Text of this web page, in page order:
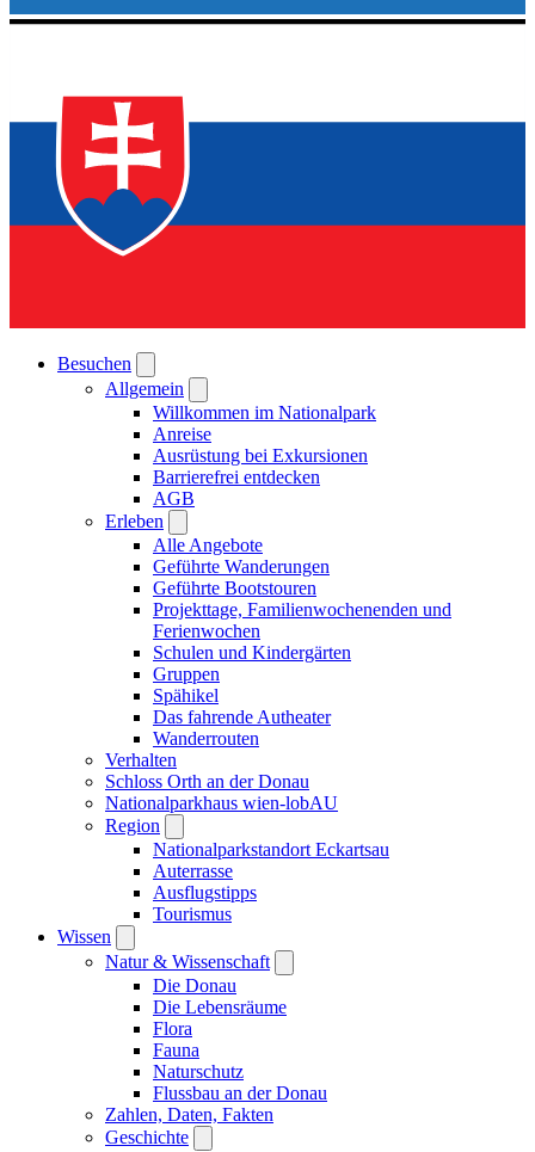
Besuchen
Allgemein
Willkommen im Nationalpark
Anreise
Ausrüstung bei Exkursionen
Barrierefrei entdecken
AGB
Erleben
Alle Angebote
Geführte Wanderungen
Geführte Bootstouren
Projekttage, Familienwochenenden und
Ferienwochen
Schulen und Kindergärten
Gruppen
Spähikel
Das fahrende Autheater
Wanderrouten
Verhalten
Schloss Orth an der Donau
Nationalparkhaus wien-lobAU
Region
Nationalparkstandort Eckartsau
Auterrasse
Ausflugstipps
Tourismus
Wissen
Natur & Wissenschaft
Die Donau
Die Lebensräume
Flora
Fauna
Naturschutz
Flussbau an der Donau
Zahlen, Daten, Fakten
Geschichte